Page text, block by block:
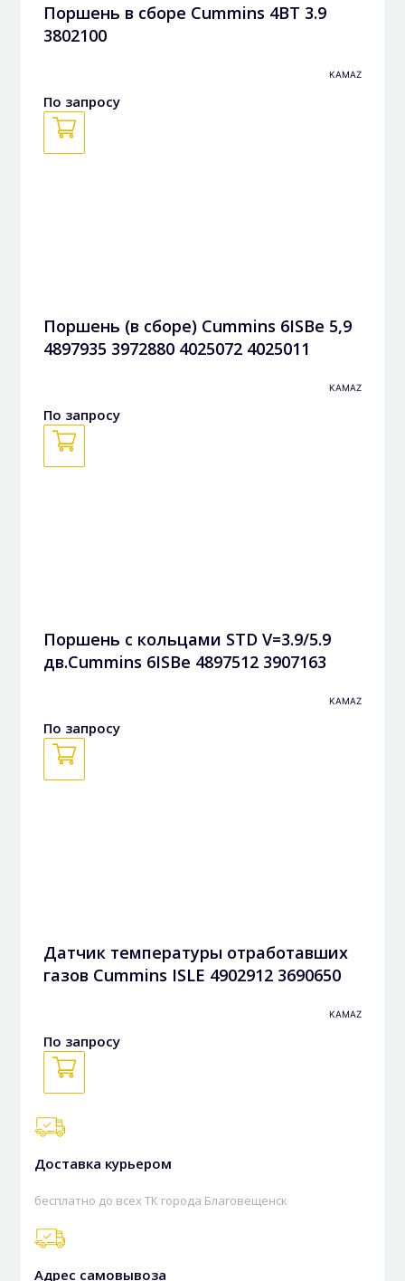
Поршень в сборе Cummins 4BT 3.9
3802100
KAMAZ
По запросу
Поршень (в сборе) Cummins 6ISBe 5,9
4897935 3972880 4025072 4025011
KAMAZ
По запросу
Поршень с кольцами STD V=3.9/5.9
дв.Cummins 6ISBe 4897512 3907163
KAMAZ
По запросу
Датчик температуры отработавших
газов Cummins ISLE 4902912 3690650
KAMAZ
По запросу
Доставка курьером
бесплатно до всех ТК города Благовещенск
Адрес самовывоза